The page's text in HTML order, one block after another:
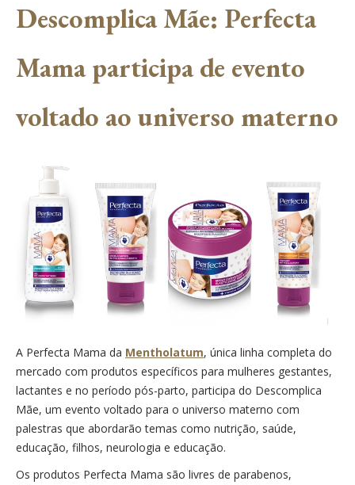
Descomplica Mãe: Perfecta
Mama participa de evento
voltado ao universo materno
A Perfecta Mama da Mentholatum, única linha completa do
mercado com produtos específicos para mulheres gestantes,
lactantes e no período pós-parto, participa do Descomplica
Mãe, um evento voltado para o universo materno com
palestras que abordarão temas como nutrição, saúde,
educação, filhos, neurologia e educação.
Os produtos Perfecta Mama são livres de parabenos,